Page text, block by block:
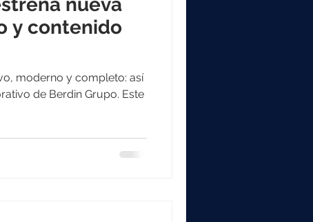
y contenido
moderno y completo: así
de Berdin Grupo. Este